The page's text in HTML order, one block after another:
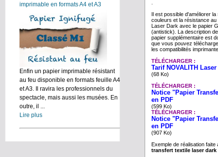
imprimable en formats A4 et A3
Enfin un papier imprimable résistant
au feu disponible en formats feuille A4
et A3. Il ravira les professionnels du
spectacle, mais aussi les musées. En
outre, il ...
Lire plus
Il est possible d'améliorer
couleurs et la résistance
Laser Dark avec le papier
(antistick). La description
papier supplémentaire est
que vous pouvez
les compatibilités
TÉLÉCHARGER :
Tarif NOVALITH
(68 Ko)
TÉLÉCHARGER :
Notice "Papier
en PDF
(599 Ko)
TÉLÉCHARGER :
Notice "Papier
en PDF
(907 Ko)
Exemple de réalisation
transfert textile laser dark